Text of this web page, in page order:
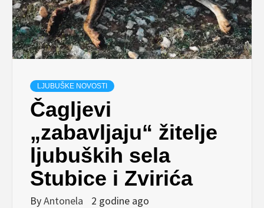
LJUBUŠKE NOVOSTI
Čagljevi
„zabavljaju“ žitelje
ljubuških sela
Stubice i Zvirića
ByAntonela 2 godine ago